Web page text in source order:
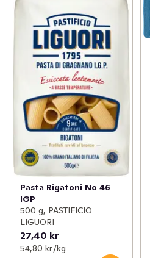
Pasta Rigatoni No 46
IGP
500 g, PASTIFICIO
LIGUORI
27,40 kr
54,80 kr /kg